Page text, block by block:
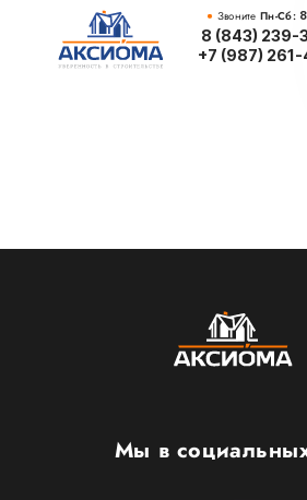
ЗвонитеПн-Сб:
8 (843) 239-
+7 (987)
ПРОЕКТЫ
Мы в